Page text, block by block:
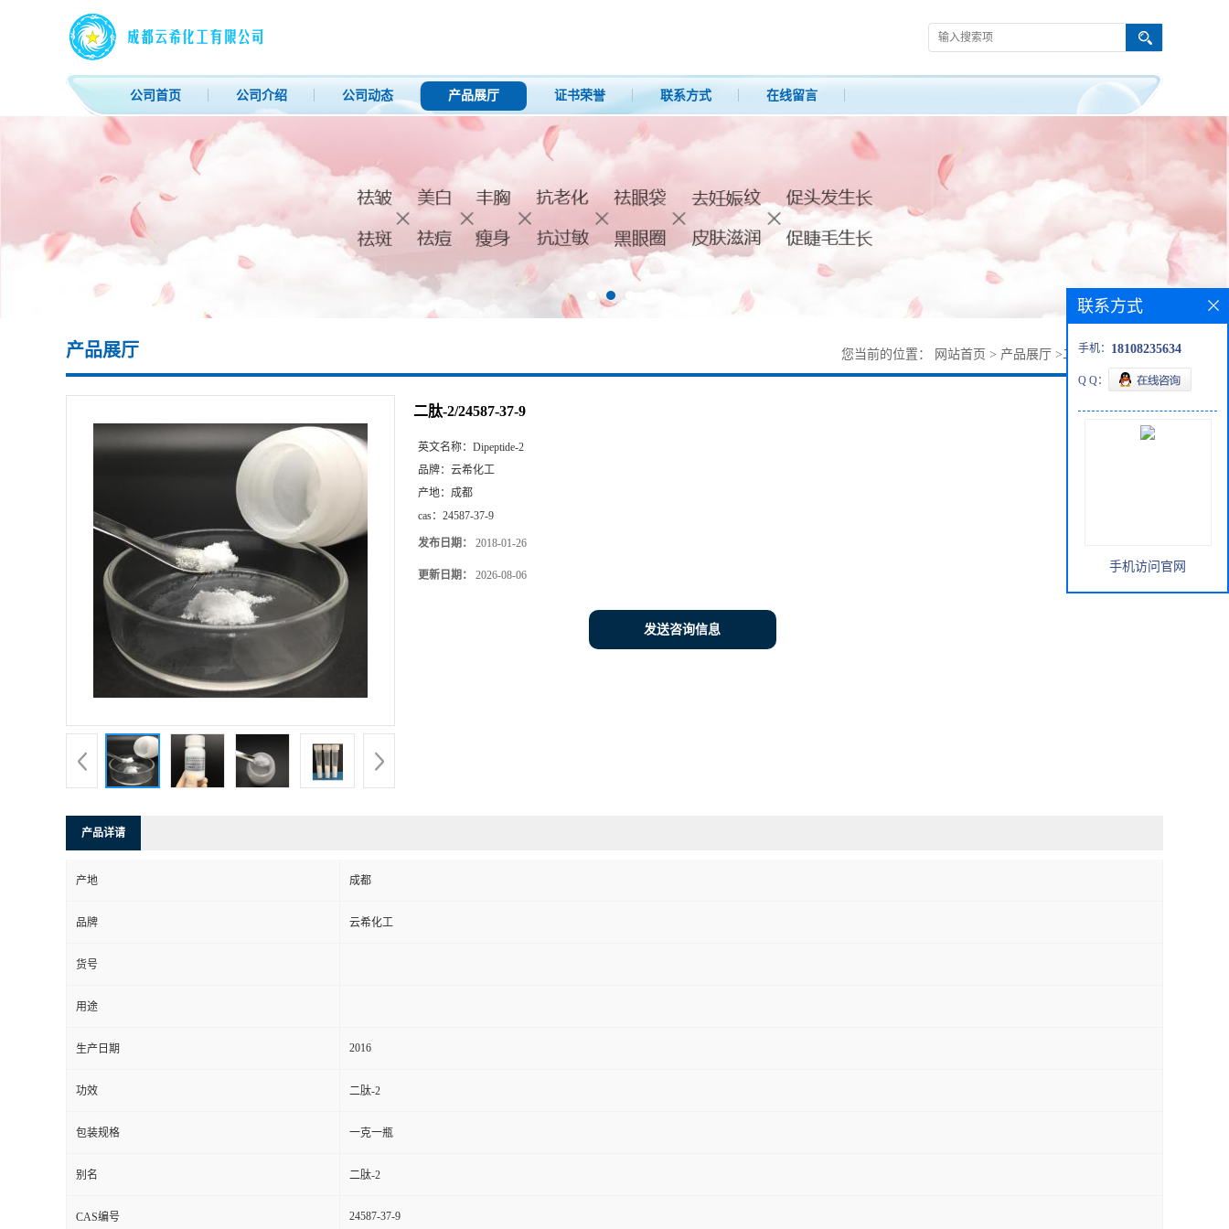
公司首页 公司介绍 公司动态 产品展厅 证书荣誉 联系方式 在线留言
产品展厅 您当前的位置： 网站首页 > 产品展厅 >二肽-2/24587-37-9
二肽-2/24587-37-9
英文名称： Dipeptide-2
品牌： 云希化工
产地： 成都
cas： 24587-37-9
发布日期： 2018-01-26
更新日期： 2026-08-06
发送咨询信息
产品详请
产地 成都
品牌 云希化工
货号
用途
生产日期 2016
功效 二肽-2
包装规格 一克一瓶
别名 二肽-2
CAS编号 24587-37-9
联系方式
手机： 18108235634
Q Q：
手机访问官网